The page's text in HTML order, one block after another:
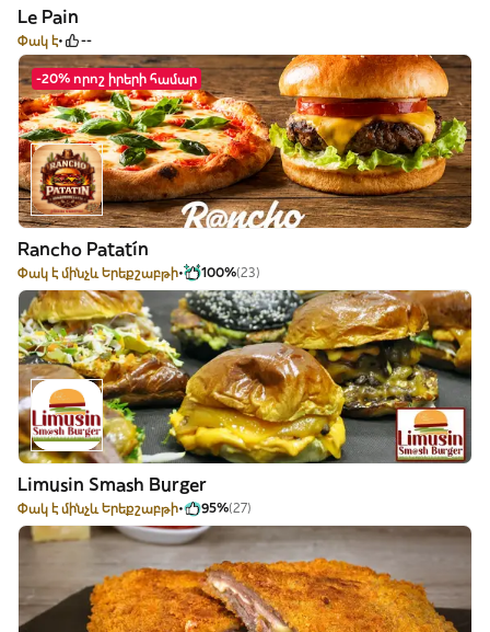
Le Pain
Փակ է --
-20% որոշ իրերի համար
Rancho Patatín
Փակ է մինչև Երեքշաբթի 100%(23)
Limusin Smash Burger
Փակ է մինչև Երեքշաբթի 95%(27)